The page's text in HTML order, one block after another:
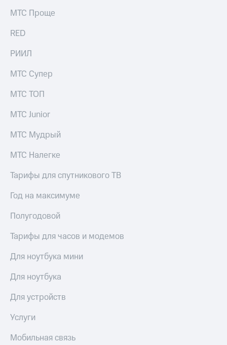
МТС Проще
RED
РИИЛ
МТС Супер
МТС ТОП
МТС Junior
МТС Мудрый
МТС Налегке
Тарифы для спутникового ТВ
Год на максимуме
Полугодовой
Тарифы для часов и модемов
Для ноутбука мини
Для ноутбука
Для устройств
Услуги
Мобильная связь